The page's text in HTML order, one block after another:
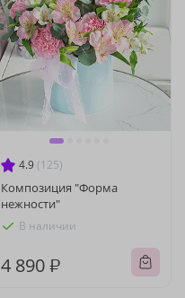
4.9 (125)
Композиция "Форма
нежности"
В наличии
4 890 ₽